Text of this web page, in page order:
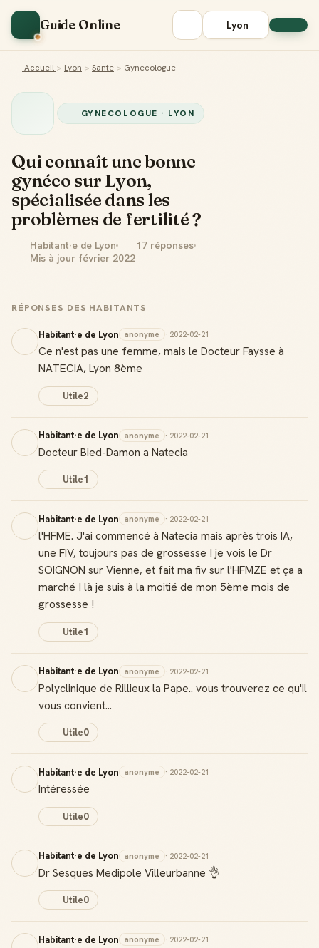
Guide Online Lyon
Accueil > Lyon > Sante > Gynecologue
GYNECOLOGUE · LYON
Qui connaît une bonne
gynéco sur Lyon,
spécialisée dans les
problèmes de fertilité ?
Habitant·e de Lyon
17 réponses
Mis à jour février 2022
RÉPONSES DES HABITANTS
Habitant·e de Lyon anonyme · 2022-02-21
Ce n'est pas une femme, mais le Docteur Faysse à
NATECIA, Lyon 8ème
Utile2
Habitant·e de Lyon anonyme · 2022-02-21
Docteur Bied-Damon a Natecia
Utile1
Habitant·e de Lyon anonyme · 2022-02-21
l'HFME. J'ai commencé à Natecia mais après trois IA,
une FIV, toujours pas de grossesse ! je vois le Dr
SOIGNON sur Vienne, et fait ma fiv sur l'HFMZE et ça a
marché ! là je suis à la moitié de mon 5ème mois de
grossesse !
Utile1
Habitant·e de Lyon anonyme · 2022-02-21
Polyclinique de Rillieux la Pape.. vous trouverez ce qu'il
vous convient...
Utile0
Habitant·e de Lyon anonyme · 2022-02-21
Intéressée
Utile0
Habitant·e de Lyon anonyme · 2022-02-21
Dr Sesques Medipole Villeurbanne 👌
Utile0
Habitant·e de Lyon anonyme · 2022-02-21